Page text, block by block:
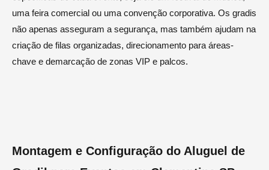
uma feira comercial ou uma convenção corporativa. Os gradis
não apenas asseguram a segurança, mas também ajudam na
criação de filas organizadas, direcionamento para áreas-
chave e demarcação de zonas VIP e palcos.
Montagem e Configuração do Aluguel de